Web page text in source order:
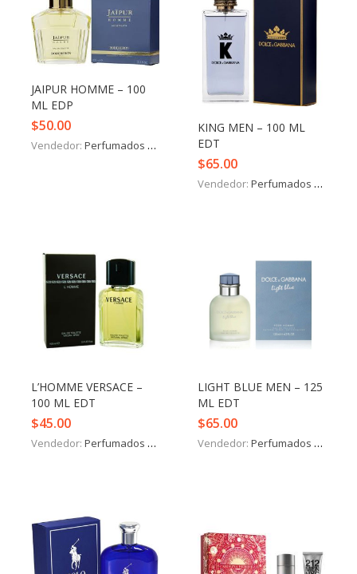
JAIPUR HOMME – 100
ML EDP
$50.00
Vendedor: Perfumados y más
KING MEN – 100 ML
EDT
$65.00
Vendedor: Perfumados y más
L’HOMME VERSACE –
100 ML EDT
$45.00
Vendedor: Perfumados y más
LIGHT BLUE MEN – 125
ML EDT
$65.00
Vendedor: Perfumados y más